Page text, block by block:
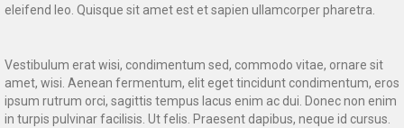
eleifend leo. Quisque sit amet est et sapien ullamcorper pharetra.
Vestibulum erat wisi, condimentum sed, commodo vitae, ornare sit
amet, wisi. Aenean fermentum, elit eget tincidunt condimentum, eros
ipsum rutrum orci, sagittis tempus lacus enim ac dui. Donec non enim
in turpis pulvinar facilisis. Ut felis. Praesent dapibus, neque id cursus.